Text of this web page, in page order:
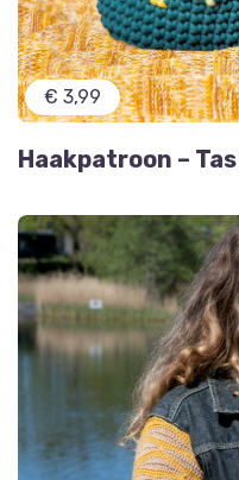
€ 3,99
Haakpatroon –